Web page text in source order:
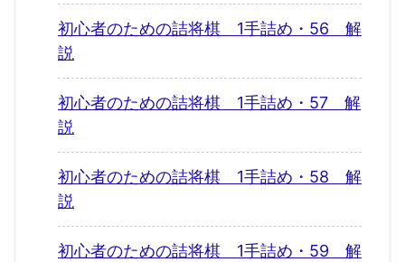
初心者のための詰将棋 1手詰め・56 解
説
初心者のための詰将棋 1手詰め・57 解
説
初心者のための詰将棋 1手詰め・58 解
説
初心者のための詰将棋 1手詰め・59 解